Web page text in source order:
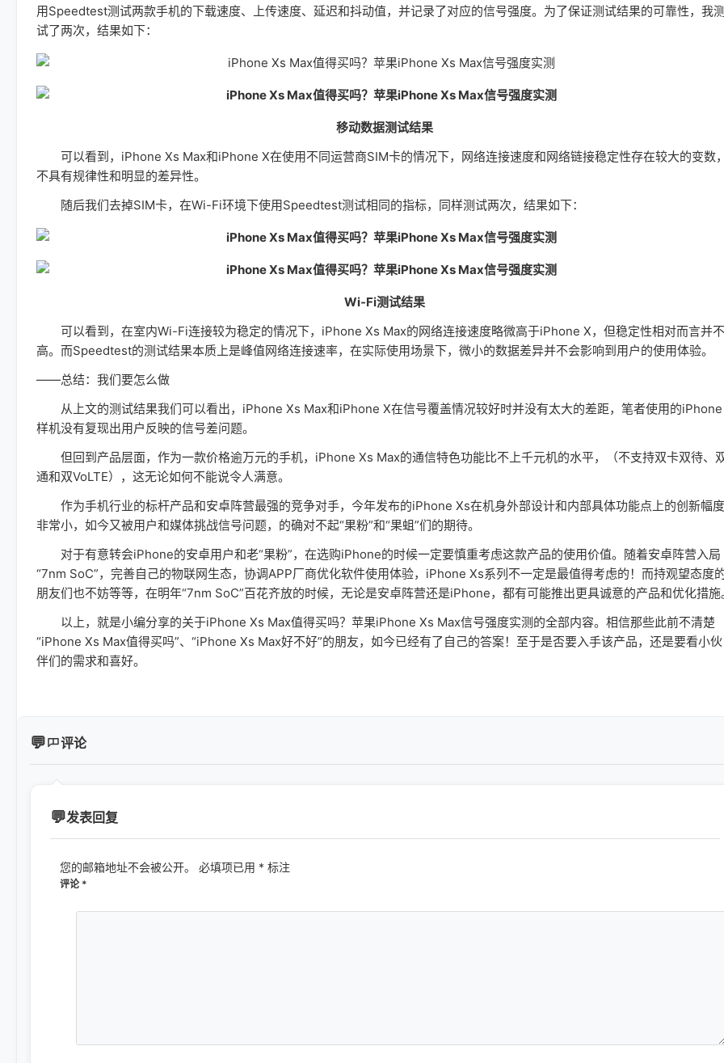
用Speedtest测试两款手机的下载速度、上传速度、延迟和抖动值，并记录了对应的信号强度。为了保证测试结果的可靠性，我测
试了两次，结果如下：
移动数据测试结果
可以看到，iPhone Xs Max和iPhone X在使用不同运营商SIM卡的情况下，网络连接速度和网络链接稳定性存在较大的变数，
不具有规律性和明显的差异性。
随后我们去掉SIM卡，在Wi-Fi环境下使用Speedtest测试相同的指标，同样测试两次，结果如下：
Wi-Fi测试结果
可以看到，在室内Wi-Fi连接较为稳定的情况下，iPhone Xs Max的网络连接速度略微高于iPhone X，但稳定性相对而言并不
高。而Speedtest的测试结果本质上是峰值网络连接速率，在实际使用场景下，微小的数据差异并不会影响到用户的使用体验。
——总结：我们要怎么做
从上文的测试结果我们可以看出，iPhone Xs Max和iPhone X在信号覆盖情况较好时并没有太大的差距，笔者使用的iPhone
样机没有复现出用户反映的信号差问题。
但回到产品层面，作为一款价格逾万元的手机，iPhone Xs Max的通信特色功能比不上千元机的水平，（不支持双卡双待、
通和双VoLTE），这无论如何不能说令人满意。
作为手机行业的标杆产品和安卓阵营最强的竞争对手，今年发布的iPhone Xs在机身外部设计和内部具体功能点上的创新幅度
非常小，如今又被用户和媒体挑战信号问题，的确对不起“果粉”和“果蛆”们的期待。
对于有意转会iPhone的安卓用户和老“果粉”，在选购iPhone的时候一定要慎重考虑这款产品的使用价值。随着安卓阵营入局
“7nm SoC”，完善自己的物联网生态，协调APP厂商优化软件使用体验，iPhone Xs系列不一定是最值得考虑的！而持观望态度
朋友们也不妨等等，在明年“7nm SoC”百花齐放的时候，无论是安卓阵营还是iPhone，都有可能推出更具诚意的产品和优化措施
以上，就是小编分享的关于iPhone Xs Max值得买吗？苹果iPhone Xs Max信号强度实测的全部内容。相信那些此前不清楚
“iPhone Xs Max值得买吗”、“iPhone Xs Max好不好”的朋友，如今已经有了自己的答案！至于是否要入手该产品，还是要看小伙
伴们的需求和喜好。
评论
发表回复
您的邮箱地址不会被公开。 必填项已用 * 标注
评论 *